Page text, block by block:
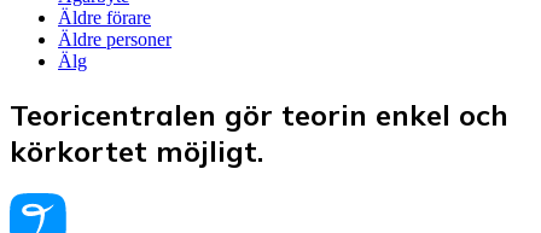
Äldre förare
Äldre personer
Älg
Teoricentralen gör teorin enkel och
körkortet möjligt.